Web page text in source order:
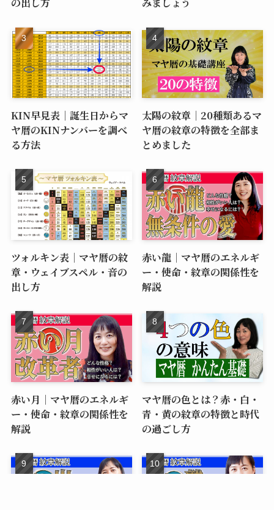
KIN早見表｜誕生日からマ
ヤ暦のKINナンバーを調べ
る方法
太陽の紋章｜20種類あるマ
ヤ暦の紋章の特徴を全部ま
とめました
ツォルキン表｜マヤ暦の紋
章・ウェイブスペル・音の
出し方
赤い龍｜マヤ暦のエネルギ
ー・使命・紋章の関係性を
解説
赤い月｜マヤ暦のエネルギ
ー・使命・紋章の関係性を
解説
マヤ暦の色とは？赤・白・
青・黄の紋章の特徴と時代
の過ごし方